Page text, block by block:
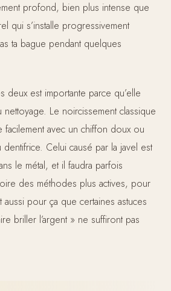
profond, bien plus intense que
qui s’installe progressivement
ta bague pendant quelques
deux est importante parce qu’elle
nettoyage. Le noircissement classique
facilement avec un chiffon doux ou
Celui causé par la javel est
le métal, et il faudra parfois
des méthodes plus actives, pour
aussi pour ça que certaines astuces
briller l’argent » ne suffiront pas